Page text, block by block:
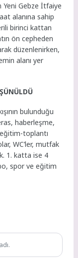
Gebze İtfaiye
alanına sahip
birinci kattan
ön cepheden
düzenlenirken,
alanı yer
bulunduğu
haberleşme,
toplantı
WC’ler, mutfak
1. katta ise 4
spor ve eğitim